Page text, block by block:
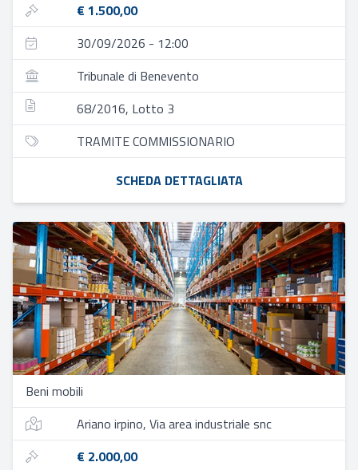
€ 1.500,00
30/09/2026 - 12:00
Tribunale di Benevento
68/2016, Lotto 3
TRAMITE COMMISSIONARIO
SCHEDA DETTAGLIATA
Beni mobili
Ariano irpino, Via area industriale snc
€ 2.000,00